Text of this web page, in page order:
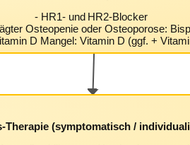
- HR1- und HR2-Blocker
Osteopenie oder Osteoporose:
D Mangel: Vitamin D (ggf. +
Therapie (symptomatisch /